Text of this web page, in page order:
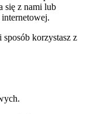
się z nami lub
internetowej.
korzystasz z